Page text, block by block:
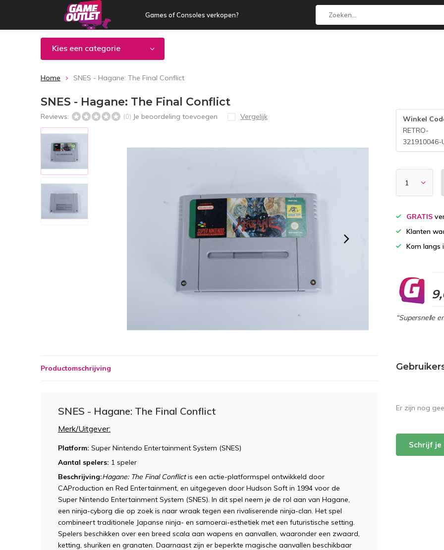
Games of Consoles verkopen?
Kies een categorie
Home SNES - Hagane: The Final Conflict
SNES - Hagane: The Final Conflict
Reviews: (0) Je beoordeling toevoegen Vergelijk
Winkel
RETRO-
321910046-
GRATIS
Klanten
Kom langs
“Supersnelle
Productomschrijving
SNES - Hagane: The Final Conflict
Merk/Uitgever:
Platform: Super Nintendo Entertainment System (SNES)
Aantal spelers: 1 speler
Beschrijving:Hagane: The Final Conflictis een actie-platformspel ontwikkeld door
CAProduction en Red Entertainment, en uitgegeven door Hudson Soft in 1994 voor de
Super Nintendo Entertainment System (SNES). In dit spel neem je de rol aan van Hagane,
een ninja-cyborg die op zoek is naar wraak tegen een rivaliserende ninja-clan. Het spel
combineert traditionele Japanse ninja- en samoerai-esthetiek met een futuristische setting.
Spelers beschikken over een breed scala aan wapens en aanvallen, waaronder een zwaard,
ketting, shuriken en granaten. Daarnaast zijn er beperkte magische aanvallen beschikbaar
Er zijn nog
Schrijf